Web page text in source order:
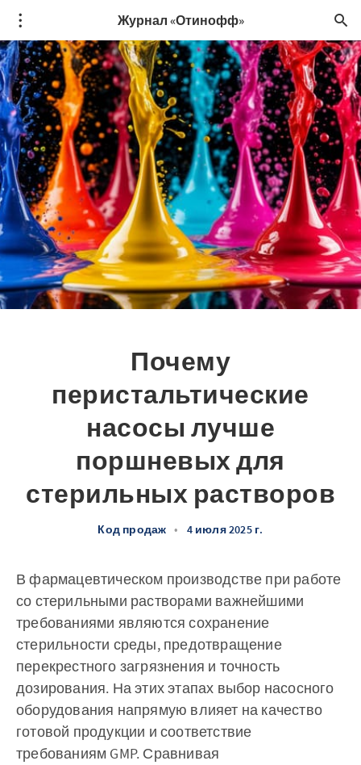
Журнал «Отинофф»
Почему
перистальтические
насосы лучше
поршневых для
стерильных растворов
Код продаж • 4 июля 2025 г.
В фармацевтическом производстве при работе
со стерильными растворами важнейшими
требованиями являются сохранение
стерильности среды, предотвращение
перекрестного загрязнения и точность
дозирования. На этих этапах выбор насосного
оборудования напрямую влияет на качество
готовой продукции и соответствие
требованиям GMP. Сравнивая